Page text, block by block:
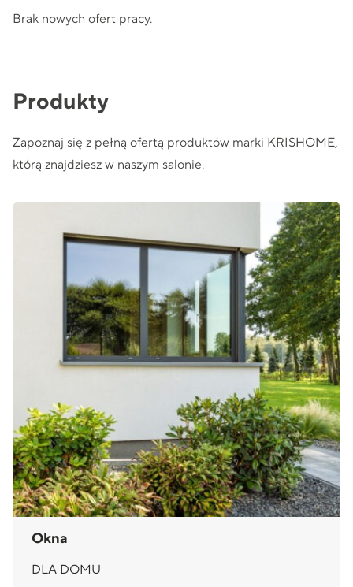
Brak nowych ofert pracy.
Produkty
Zapoznaj się z pełną ofertą produktów marki KRISHOME,
którą znajdziesz w naszym salonie.
Okna
DLA DOMU